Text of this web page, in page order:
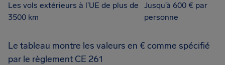
Les vols extérieurs à l’UE de plus de
3500 km
Jusqu’à 600 € par
personne
Le tableau montre les valeurs en € comme spécifié
par le règlement CE 261